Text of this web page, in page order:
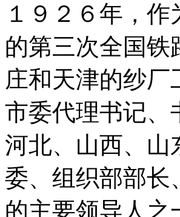
１９２６年，
的第三次全国铁
庄和天津的纱
市委代理书记、
河北、山西、山
委、组织部部长
的主要领导人之